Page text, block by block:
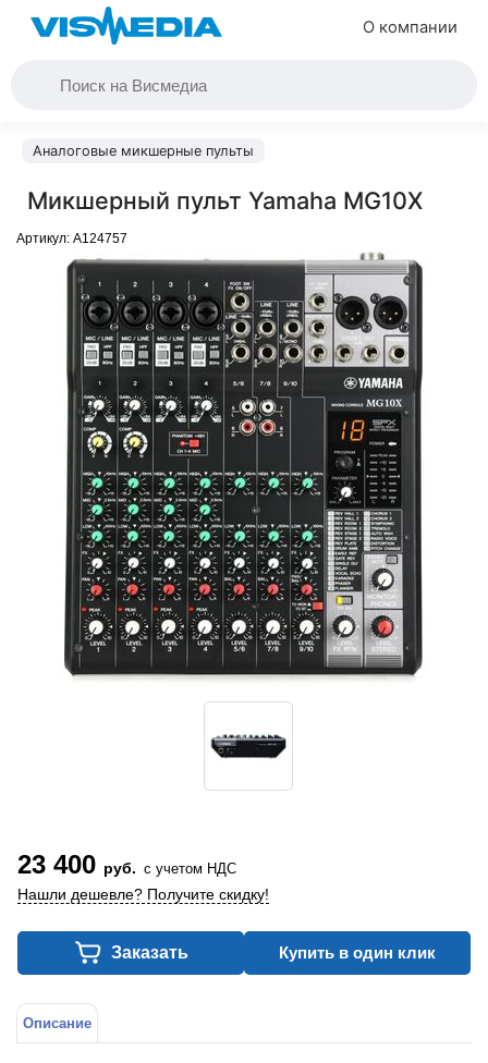
О компании
Аналоговые микшерные пульты
Микшерный пульт Yamaha MG10X
Артикул: A124757
23 400 руб. с учетом НДС
Нашли дешевле? Получите скидку!
Заказать Купить в один клик
Описание